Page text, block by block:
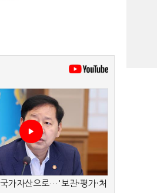
가자산으로…'보관·평가·처